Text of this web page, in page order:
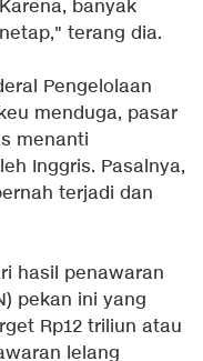
banyak
terang dia.
Pengelolaan
menduga, pasar
menanti
Inggris. Pasalnya,
terjadi dan
hasil penawaran
pekan ini yang
Rp12 triliun atau
lelang